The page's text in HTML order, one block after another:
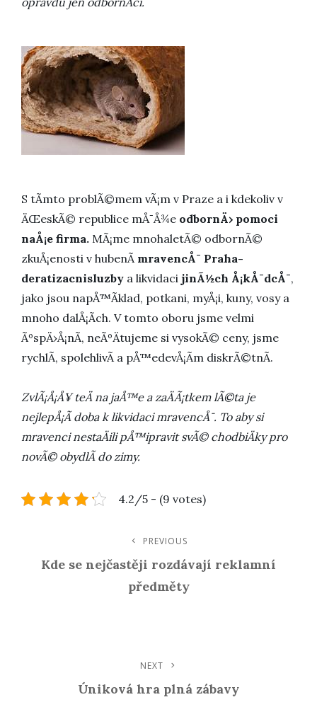
S tÃ­mto problÃ©mem vÃ¡m v Praze a i kdekoliv v
ÄŒeskÃ© republice mÅ¯Å¾e odbornÄ› pomoci
naÅ¡e firma. MÃ¡me mnohaletÃ© odbornÃ©
zkuÅ¡enosti v hubenÃ­ mravencÅ¯ Praha-
deratizacnisluzby a likvidaci jinÃ½ch Å¡kÅ¯dcÅ¯,
jako jsou napÅ™Ã­klad, potkani, myÅ¡i, kuny, vosy a
mnoho dalÅ¡Ã­ch. V tomto oboru jsme velmi
ÃºspÄ›Å¡nÃ­, neÃºÄtujeme si vysokÃ© ceny, jsme
rychlÃ­, spolehlivÃ­ a pÅ™edevÅ¡Ã­m diskrÃ©tnÃ­.
ZvlÃ¡Å¡Å¥ teÄ na jaÅ™e a zaÄÃ¡tkem lÃ©ta je
nejlepÅ¡Ã­ doba k likvidaci mravencÅ¯. To aby si
mravenci nestaÄili pÅ™ipravit svÃ© chodbiÄky pro
novÃ© obydlÃ­ do zimy.
4.2/5 - (9 votes)
Pro
Post
PREVIOUS
Kde se nejčastěji rozdávají reklamní
předměty
NEXT
Úniková hra plná zábavy